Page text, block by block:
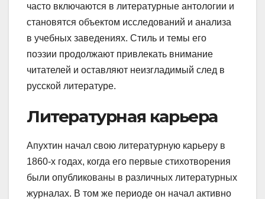
часто включаются в литературные антологии и
становятся объектом исследований и анализа
в учебных заведениях. Стиль и темы его
поэзии продолжают привлекать внимание
читателей и оставляют неизгладимый след в
русской литературе.
Литературная карьера
Апухтин начал свою литературную карьеру в
1860-х годах, когда его первые стихотворения
были опубликованы в различных литературных
журналах. В том же периоде он начал активно